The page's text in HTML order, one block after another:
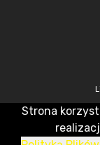
Strona